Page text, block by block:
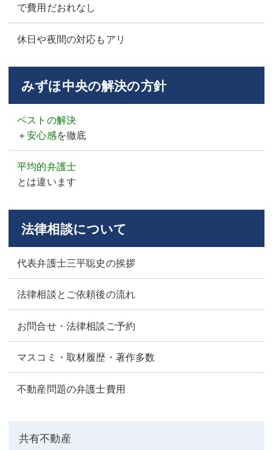
で費用だおれなし
休日や夜間の対応もアリ
みずほ中央の解決の方針
ベストの解決
＋安心感を徹底
平均的弁護士
とは違います
法律相談について
代表弁護士三平聡史の挨拶
法律相談とご依頼後の流れ
お問合せ・法律相談ご予約
マスコミ・取材履歴・著作多数
不動産問題の弁護士費用
共有不動産